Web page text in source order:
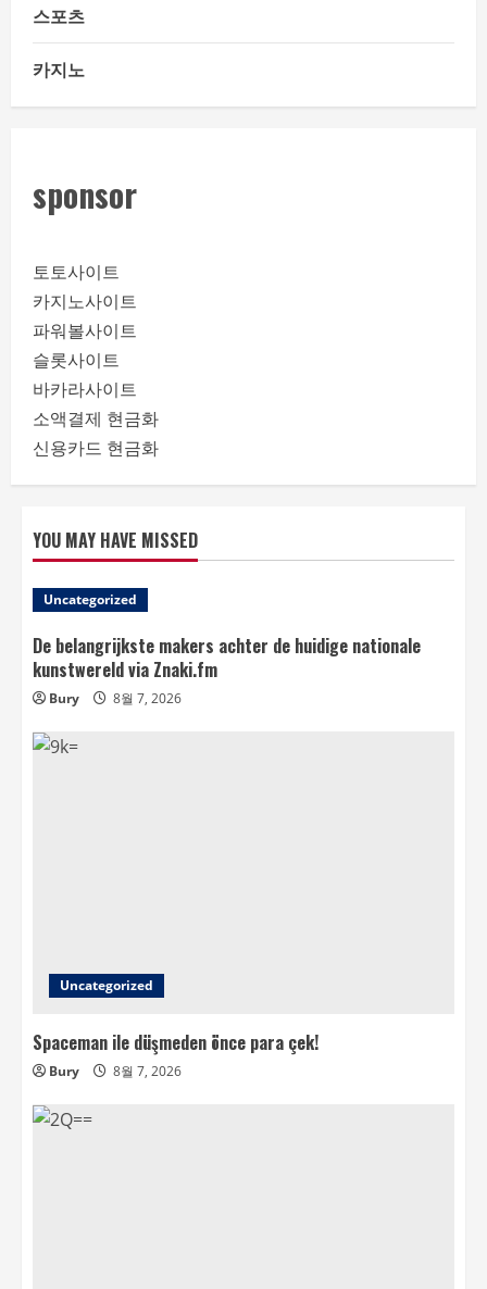
스포츠
카지노
sponsor
토토사이트
카지노사이트
파워볼사이트
슬롯사이트
바카라사이트
소액결제 현금화
신용카드 현금화
YOU MAY HAVE MISSED
Uncategorized
De belangrijkste makers achter de huidige nationale
kunstwereld via Znaki.fm
Bury 8월 7, 2026
Uncategorized
Spaceman ile düşmeden önce para çek!
Bury 8월 7, 2026